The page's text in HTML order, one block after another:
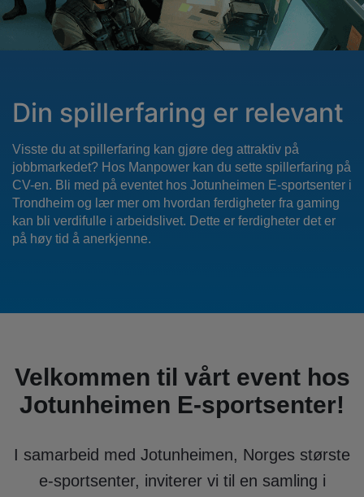
Din spillerfaring er relevant
Visste du at spillerfaring kan gjøre deg attraktiv på
jobbmarkedet? Hos Manpower kan du sette spillerfaring på
CV-en. Bli med på eventet hos Jotunheimen E-sportsenter i
Trondheim og lær mer om hvordan ferdigheter fra gaming
kan bli verdifulle i arbeidslivet. Dette er ferdigheter det er
på høy tid å anerkjenne.
Velkommen til vårt event hos
Jotunheimen E-sportsenter!
I samarbeid med Jotunheimen, Norges største
e-sportsenter, inviterer vi til en samling i